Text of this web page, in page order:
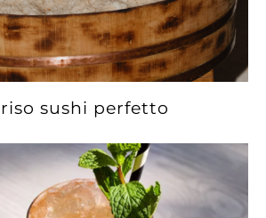
sushi perfetto